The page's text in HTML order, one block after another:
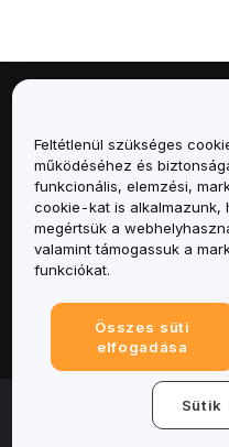
Szolgáltatások
Támogatás
Termékek
© 2025-2026 Bybit.eu. All
Feltétlenül szükséges
működéséhez és
funkcionális, elemzési,
cookie-kat is alkalmazunk,
megértsük a
valamint támogassuk a
funkciókat.
Összes süti
elfogadása
Sütik